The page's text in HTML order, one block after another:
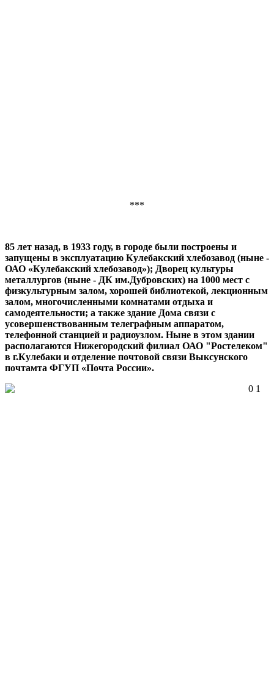
***
85 лет назад, в 1933 году, в городе были построены и
запущены в эксплуатацию Кулебакский хлебозавод (ныне -
ОАО «Кулебакский хлебозавод»); Дворец культуры
металлургов (ныне - ДК им.Дубровских) на 1000 мест с
физкультурным залом, хорошей библиотекой, лекционным
залом, многочисленными комнатами отдыха и
самодеятельности; а также здание Дома связи с
усовершенствованным телеграфным аппаратом,
телефонной станцией и радиоузлом. Ныне в этом здании
располагаются Нижегородский филиал ОАО "Ростелеком"
в г.Кулебаки и отделение почтовой связи Выксунского
почтамта ФГУП «Почта России».